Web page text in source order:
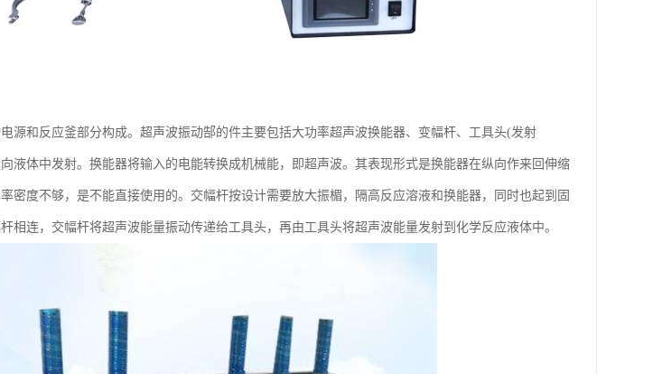
源和反应釜部分构成。超声波振动郜的件主要包括大功率超声波换能器、变幅杆、工具头(发射
液体中发射。换能器将输入的电能转换成机械能，即超声波。其表现形式是换能器在纵向作来回伸缩
密度不够，是不能直接使用的。交幅杆按设计需要放大振楣，隔高反应溶液和换能器，同时也起到固
相连，交幅杆将超声波能量振动传递给工具头，再由工具头将超声波能量发射到化学反应液体中。